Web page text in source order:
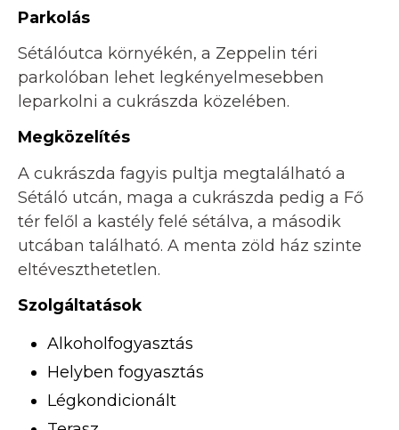
Parkolás
Sétálóutca környékén, a Zeppelin téri
parkolóban lehet legkényelmesebben
leparkolni a cukrászda közelében.
Megközelítés
A cukrászda fagyis pultja megtalálható a
Sétáló utcán, maga a cukrászda pedig a Fő
tér felől a kastély felé sétálva, a második
utcában található. A menta zöld ház szinte
eltéveszthetetlen.
Szolgáltatások
Alkoholfogyasztás
Helyben fogyasztás
Légkondicionált